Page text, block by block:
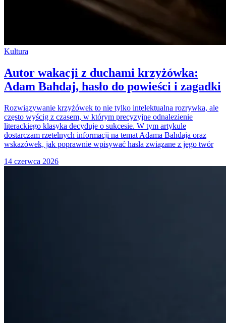
Kultura
Autor wakacji z duchami krzyżówka:
Adam Bahdaj, hasło do powieści i zagadki
Rozwiązywanie krzyżówek to nie tylko intelektualna rozrywka, ale
często wyścig z czasem, w którym precyzyjne odnalezienie
literackiego klasyka decyduje o sukcesie. W tym artykule
dostarczam rzetelnych informacji na temat Adama Bahdaja oraz
wskazówek, jak poprawnie wpisywać hasła związane z jego twór
14 czerwca 2026